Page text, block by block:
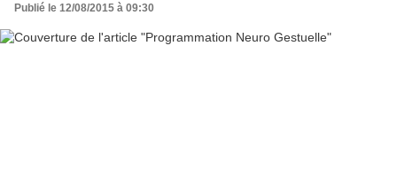
Publié le 12/08/2015 à 09:30